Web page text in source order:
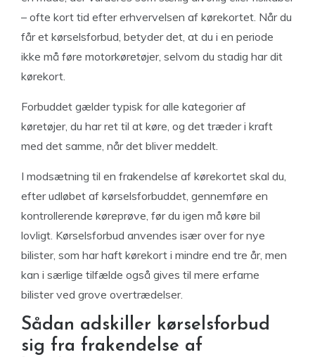
– ofte kort tid efter erhvervelsen af kørekortet. Når du
får et kørselsforbud, betyder det, at du i en periode
ikke må føre motorkøretøjer, selvom du stadig har dit
kørekort.
Forbuddet gælder typisk for alle kategorier af
køretøjer, du har ret til at køre, og det træder i kraft
med det samme, når det bliver meddelt.
I modsætning til en frakendelse af kørekortet skal du,
efter udløbet af kørselsforbuddet, gennemføre en
kontrollerende køreprøve, før du igen må køre bil
lovligt. Kørselsforbud anvendes især over for nye
bilister, som har haft kørekort i mindre end tre år, men
kan i særlige tilfælde også gives til mere erfarne
bilister ved grove overtrædelser.
Sådan adskiller kørselsforbud
sig fra frakendelse af